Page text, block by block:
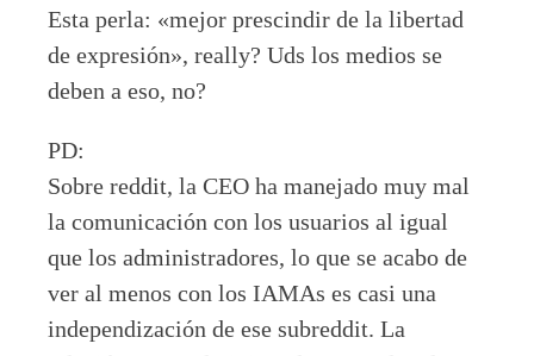
Esta perla: «mejor prescindir de la libertad
de expresión», really? Uds los medios se
deben a eso, no?
PD:
Sobre reddit, la CEO ha manejado muy mal
la comunicación con los usuarios al igual
que los administradores, lo que se acabo de
ver al menos con los IAMAs es casi una
independización de ese subreddit. La